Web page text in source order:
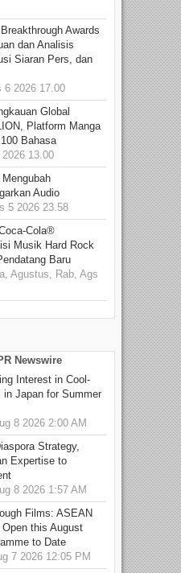
Awards
dan Analisis
Siaran Pers, dan
6 2026 17.00
Global
Platform Manga
Bahasa
13.00
Audio
5 2026 23.58
Cola®
Musik Hard Rock
Baru
Agustus, Rab, Ags
Newswire
Interest in Cool-
in Japan for Summer
8 2026 2:00 AM
Strategy,
Expertise to
8 2026 1:57 AM
Films: ASEAN
this August
to Date
7 2026 12:05 PM